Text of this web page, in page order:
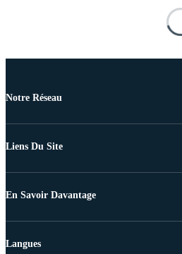
Notre Réseau
Liens Du Site
En Savoir Davantage
Langues